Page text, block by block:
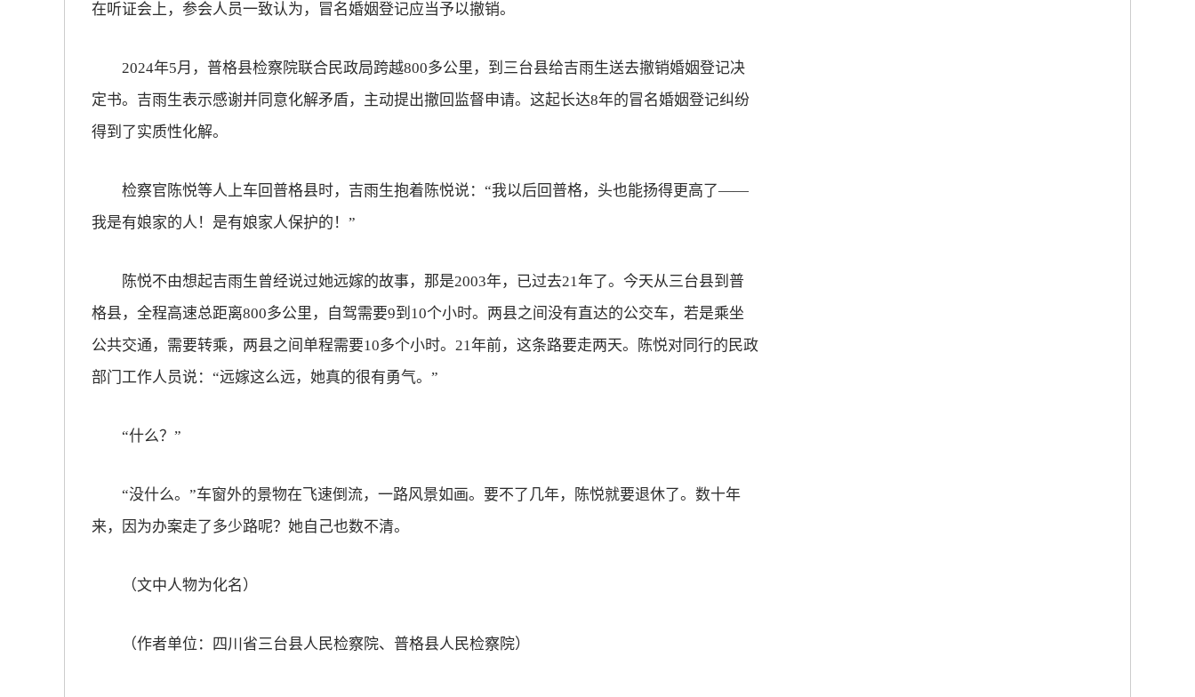
在听证会上，参会人员一致认为，冒名婚姻登记应当予以撤销。
2024年5月，普格县检察院联合民政局跨越800多公里，到三台县给吉雨生送去撤销婚姻登记决
定书。吉雨生表示感谢并同意化解矛盾，主动提出撤回监督申请。这起长达8年的冒名婚姻登记纠纷
得到了实质性化解。
检察官陈悦等人上车回普格县时，吉雨生抱着陈悦说：“我以后回普格，头也能扬得更高了——
我是有娘家的人！是有娘家人保护的！”
陈悦不由想起吉雨生曾经说过她远嫁的故事，那是2003年，已过去21年了。今天从三台县到普
格县，全程高速总距离800多公里，自驾需要9到10个小时。两县之间没有直达的公交车，若是乘坐
公共交通，需要转乘，两县之间单程需要10多个小时。21年前，这条路要走两天。陈悦对同行的民政
部门工作人员说：“远嫁这么远，她真的很有勇气。”
“什么？”
“没什么。”车窗外的景物在飞速倒流，一路风景如画。要不了几年，陈悦就要退休了。数十年
来，因为办案走了多少路呢？她自己也数不清。
（文中人物为化名）
（作者单位：四川省三台县人民检察院、普格县人民检察院）